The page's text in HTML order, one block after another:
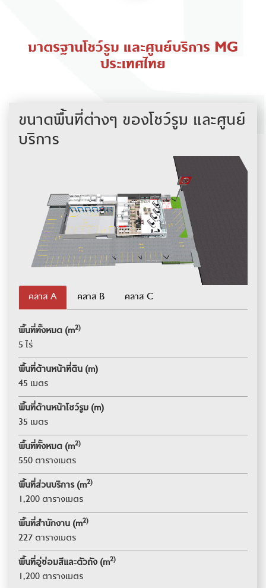
มาตรฐานโชว์รูม และศูนย์บริการ MG
ประเทศไทย
ขนาดพื้นที่ต่างๆ ของโชว์รูม และศูนย์
บริการ
คลาส A คลาส B คลาส C
พื้นที่ทั้งหมด (m2)
5 ไร่
พื้นที่ด้านหน้าที่ดิน (m)
45 เมตร
พื้นที่ด้านหน้าโชว์รูม (m)
35 เมตร
พื้นที่ทั้งหมด (m2)
550 ตารางเมตร
พื้นที่ส่วนบริการ (m2)
1,200 ตารางเมตร
พื้นที่สำนักงาน (m2)
227 ตารางเมตร
พื้นที่อู่ซ่อมสีและตัวถัง (m2)
1,200 ตารางเมตร